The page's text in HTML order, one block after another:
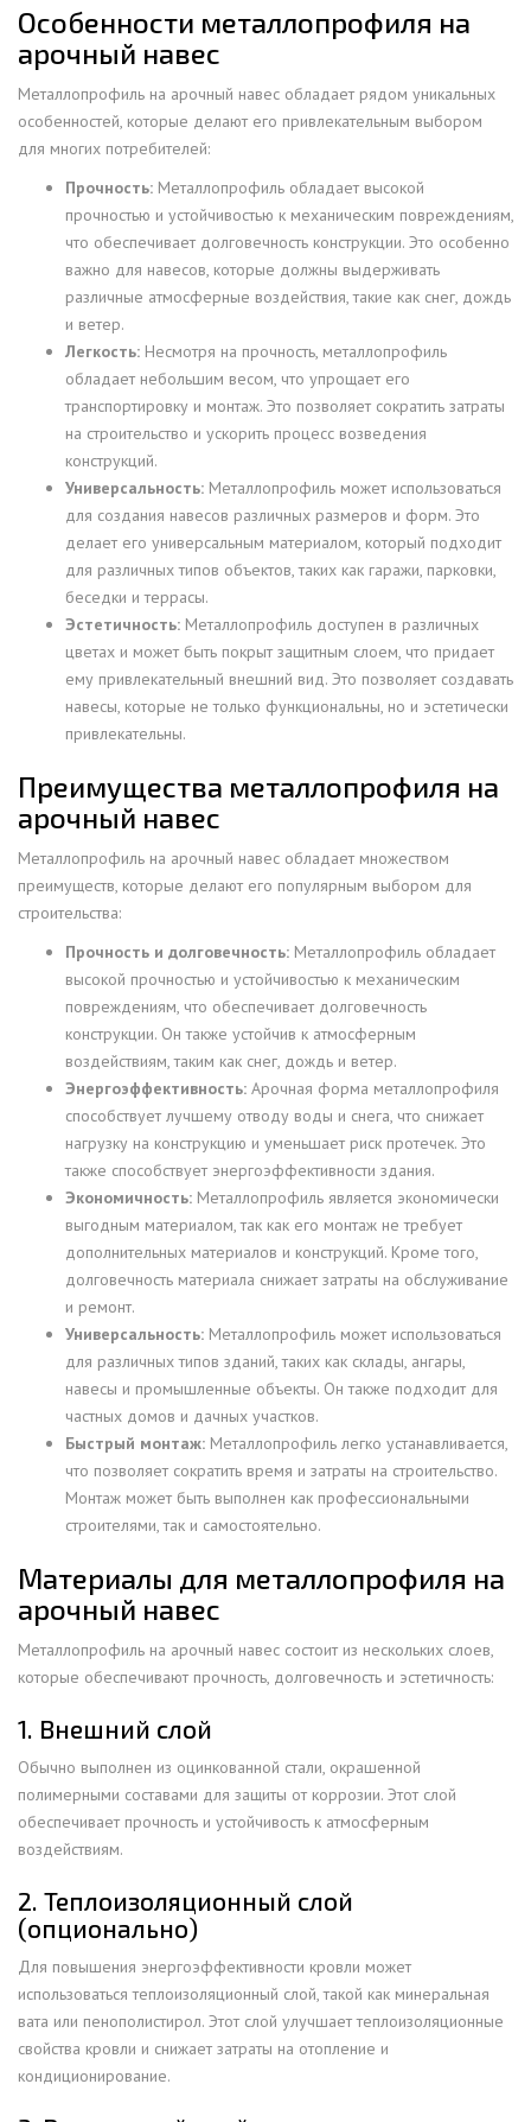
Особенности металлопрофиля на
арочный навес
Металлопрофиль на арочный навес обладает рядом уникальных
особенностей, которые делают его привлекательным выбором
для многих потребителей:
Прочность: Металлопрофиль обладает высокой
прочностью и устойчивостью к механическим повреждениям,
что обеспечивает долговечность конструкции. Это особенно
важно для навесов, которые должны выдерживать
различные атмосферные воздействия, такие как снег, дождь
и ветер.
Легкость: Несмотря на прочность, металлопрофиль
обладает небольшим весом, что упрощает его
транспортировку и монтаж. Это позволяет сократить затраты
на строительство и ускорить процесс возведения
конструкций.
Универсальность: Металлопрофиль может использоваться
для создания навесов различных размеров и форм. Это
делает его универсальным материалом, который подходит
для различных типов объектов, таких как гаражи, парковки,
беседки и террасы.
Эстетичность: Металлопрофиль доступен в различных
цветах и может быть покрыт защитным слоем, что придает
ему привлекательный внешний вид. Это позволяет создавать
навесы, которые не только функциональны, но и эстетически
привлекательны.
Преимущества металлопрофиля на
арочный навес
Металлопрофиль на арочный навес обладает множеством
преимуществ, которые делают его популярным выбором для
строительства:
Прочность и долговечность: Металлопрофиль обладает
высокой прочностью и устойчивостью к механическим
повреждениям, что обеспечивает долговечность
конструкции. Он также устойчив к атмосферным
воздействиям, таким как снег, дождь и ветер.
Энергоэффективность: Арочная форма металлопрофиля
способствует лучшему отводу воды и снега, что снижает
нагрузку на конструкцию и уменьшает риск протечек. Это
также способствует энергоэффективности здания.
Экономичность: Металлопрофиль является экономически
выгодным материалом, так как его монтаж не требует
дополнительных материалов и конструкций. Кроме того,
долговечность материала снижает затраты на обслуживание
и ремонт.
Универсальность: Металлопрофиль может использоваться
для различных типов зданий, таких как склады, ангары,
навесы и промышленные объекты. Он также подходит для
частных домов и дачных участков.
Быстрый монтаж: Металлопрофиль легко устанавливается,
что позволяет сократить время и затраты на строительство.
Монтаж может быть выполнен как профессиональными
строителями, так и самостоятельно.
Материалы для металлопрофиля на
арочный навес
Металлопрофиль на арочный навес состоит из нескольких слоев,
которые обеспечивают прочность, долговечность и эстетичность:
1. Внешний слой
Обычно выполнен из оцинкованной стали, окрашенной
полимерными составами для защиты от коррозии. Этот слой
обеспечивает прочность и устойчивость к атмосферным
воздействиям.
2. Теплоизоляционный слой
(опционально)
Для повышения энергоэффективности кровли может
использоваться теплоизоляционный слой, такой как минеральная
вата или пенополистирол. Этот слой улучшает теплоизоляционные
свойства кровли и снижает затраты на отопление и
кондиционирование.